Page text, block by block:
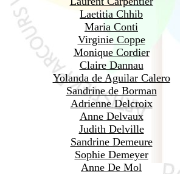
Laetitia Chhib
Maria Conti
Virginie Coppe
Monique Cordier
Claire Dannau
Yolanda de Aguilar Calero
Sandrine de Borman
Adrienne Delcroix
Anne Delvaux
Judith Delville
Sandrine Demeure
Sophie Demeyer
Anne De Mol